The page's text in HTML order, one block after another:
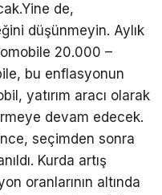
de,
düşünmeyin. Aylık
20.000 –
bu enflasyonun
yatırım aracı olarak
devam edecek.
seçimden sonra
Kurda artış
oranlarının altında